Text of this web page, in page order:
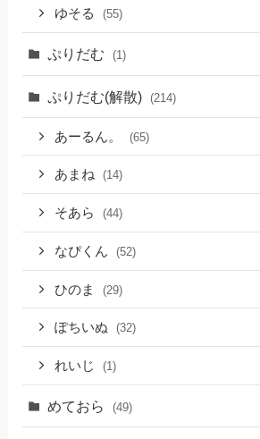
ゆそる (55)
ぷりだむ (1)
ぷりだむ(解散) (214)
あーるん。 (65)
あまね (14)
そあら (44)
なぴくん (52)
ひのま (29)
ぽちいぬ (32)
れいじ (1)
めておら (49)